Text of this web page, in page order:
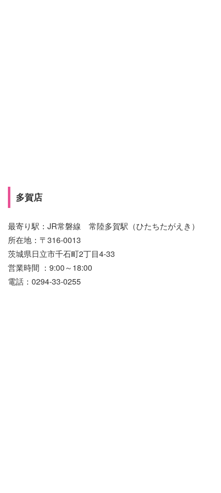
多賀店
最寄り駅：JR常磐線 常陸多賀駅（ひたちたがえき）
所在地：〒316-0013
茨城県日立市千石町2丁目4-33
営業時間 ：9:00～18:00
電話：0294-33-0255